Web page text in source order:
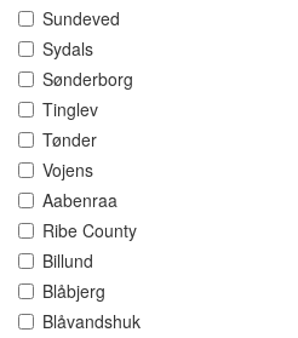
Sundeved
Sydals
Sønderborg
Tinglev
Tønder
Vojens
Aabenraa
Ribe County
Billund
Blåbjerg
Blåvandshuk